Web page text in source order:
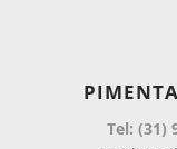
Tel: (31)